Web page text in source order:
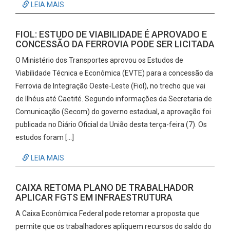
LEIA MAIS
FIOL: ESTUDO DE VIABILIDADE É APROVADO E
CONCESSÃO DA FERROVIA PODE SER LICITADA
O Ministério dos Transportes aprovou os Estudos de
Viabilidade Técnica e Econômica (EVTE) para a concessão da
Ferrovia de Integração Oeste-Leste (Fiol), no trecho que vai
de Ilhéus até Caetité. Segundo informações da Secretaria de
Comunicação (Secom) do governo estadual, a aprovação foi
publicada no Diário Oficial da União desta terça-feira (7). Os
estudos foram […]
LEIA MAIS
CAIXA RETOMA PLANO DE TRABALHADOR
APLICAR FGTS EM INFRAESTRUTURA
A Caixa Econômica Federal pode retomar a proposta que
permite que os trabalhadores apliquem recursos do saldo do